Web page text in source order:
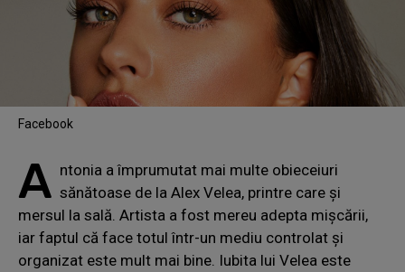
Facebook
A ntonia a împrumutat mai multe obieceiuri
sănătoase de la Alex Velea, printre care și
mersul la sală. Artista a fost mereu adepta mișcării,
iar faptul că face totul într-un mediu controlat și
organizat este mult mai bine. Iubita lui Velea este